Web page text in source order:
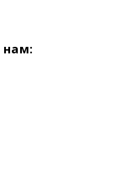
нам: